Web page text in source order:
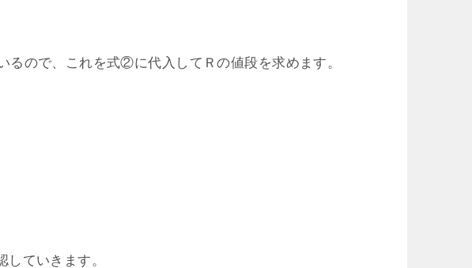
ので、これを式②に代入してＲの値段を求めます。
ていきます。